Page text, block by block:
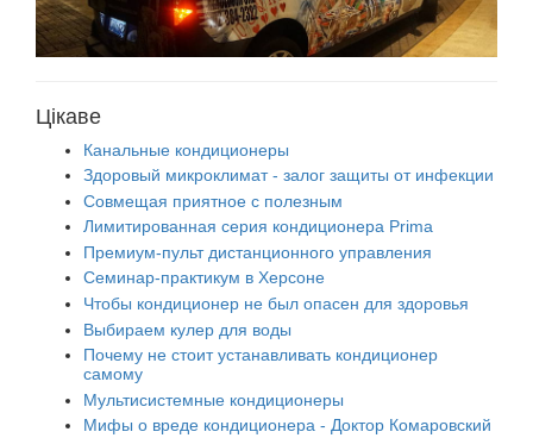
Цікаве
Канальные кондиционеры
Здоровый микроклимат - залог защиты от инфекции
Совмещая приятное с полезным
Лимитированная серия кондиционера Prima
Премиум-пульт дистанционного управления
Семинар-практикум в Херсоне
Чтобы кондиционер не был опасен для здоровья
Выбираем кулер для воды
Почему не стоит устанавливать кондиционер
самому
Мультисистемные кондиционеры
Мифы о вреде кондиционера - Доктор Комаровский